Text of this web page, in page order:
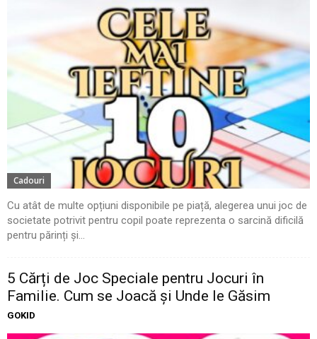
Cadouri
Cu atât de multe opțiuni disponibile pe piață, alegerea unui joc de
societate potrivit pentru copil poate reprezenta o sarcină dificilă
pentru părinți și...
5 Cărți de Joc Speciale pentru Jocuri în
Familie. Cum se Joacă și Unde le Găsim
GOKID